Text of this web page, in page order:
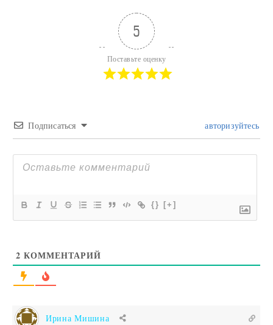
5
Поставьте оценку
Подписаться авторизуйтесь
{} [+]
2 КОММЕНТАРИЙ
Ирина Мишина